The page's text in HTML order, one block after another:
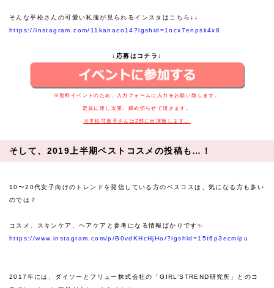
そんな平松さんの可愛い私服が見られるインスタはこちら↓↓
https://instagram.com/11kanaco14?igshid=1ncx7enpsk4x8
↓応募はコチラ↓
※無料イベントのため、入力フォームに入力をお願い致します。
定員に達し次第、締め切らせて頂きます。
※平松可奈子さんは2部に出演致します。
そして、2019上半期ベストコスメの投稿も…！
10〜20代女子向けのトレンドを発信している方のベスコスは、気になる方も多い
のでは？
コスメ、スキンケア、ヘアケアと参考になる情報ばかりです✨
https://www.instagram.com/p/B0vdKHcHjHo/?igshid=15t6p3ecmipu
2017年には、ダイソーとフリュー株式会社の「GIRL’STREND研究所」とのコ